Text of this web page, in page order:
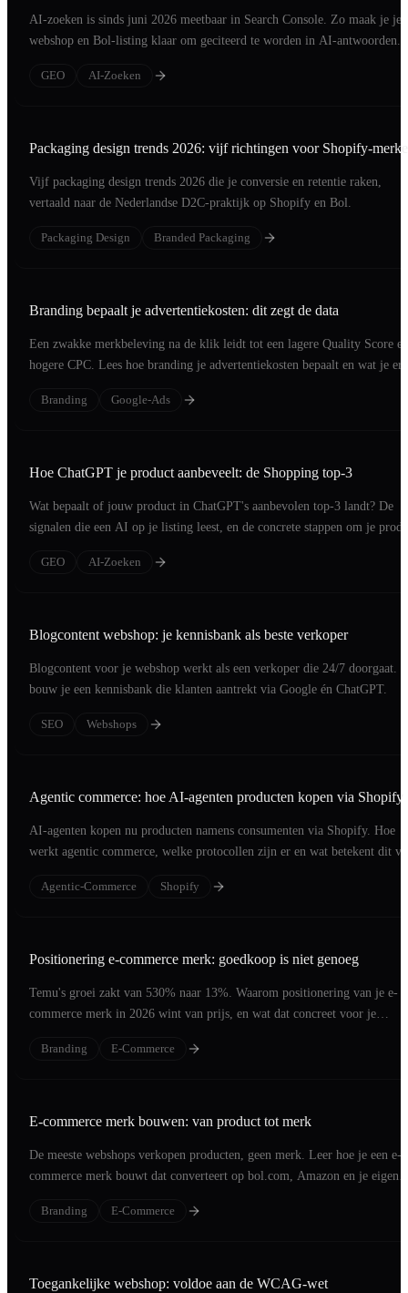
AI-zoeken is sinds juni 2026 meetbaar in Search Console. Zo maak je je
webshop en Bol-listing klaar om geciteerd te worden in AI-antwoorden.
GEO AI-Zoeken
Packaging design trends 2026: vijf richtingen voor Shopify-
Vijf packaging design trends 2026 die je conversie en retentie raken,
vertaald naar de Nederlandse D2C-praktijk op Shopify en Bol.
Packaging Design Branded Packaging
Branding bepaalt je advertentiekosten: dit zegt de data
Een zwakke merkbeleving na de klik leidt tot een lagere Quality Score en
hogere CPC. Lees hoe branding je advertentiekosten bepaalt en wat je
Branding
Google-Ads
Hoe ChatGPT je product aanbeveelt: de Shopping top-3
Wat bepaalt of jouw product in ChatGPT's aanbevolen top-3 landt? De
signalen die een AI op je listing leest, en de concrete stappen om je
GEO
AI-Zoeken
Blogcontent webshop: je kennisbank als beste verkoper
Blogcontent voor je webshop werkt als een verkoper die 24/7 doorgaat.
bouw je een kennisbank die klanten aantrekt via Google én ChatGPT.
SEO Webshops
Agentic commerce: hoe AI-agenten producten kopen via Shopify
AI-agenten kopen nu producten namens consumenten via Shopify. Hoe
werkt agentic commerce, welke protocollen zijn er en wat betekent dit
Agentic-Commerce
Shopify
Positionering e-commerce merk: goedkoop is niet genoeg
Temu's groei zakt van 530% naar 13%. Waarom positionering van je e-
commerce merk in 2026 wint van prijs, en wat dat concreet voor je
Branding
E-Commerce
E-commerce merk bouwen: van product tot merk
De meeste webshops verkopen producten, geen merk. Leer hoe je een e-
commerce merk bouwt dat converteert op bol.com, Amazon en je eigen
Branding
E-Commerce
Toegankelijke webshop: voldoe aan de WCAG-wet